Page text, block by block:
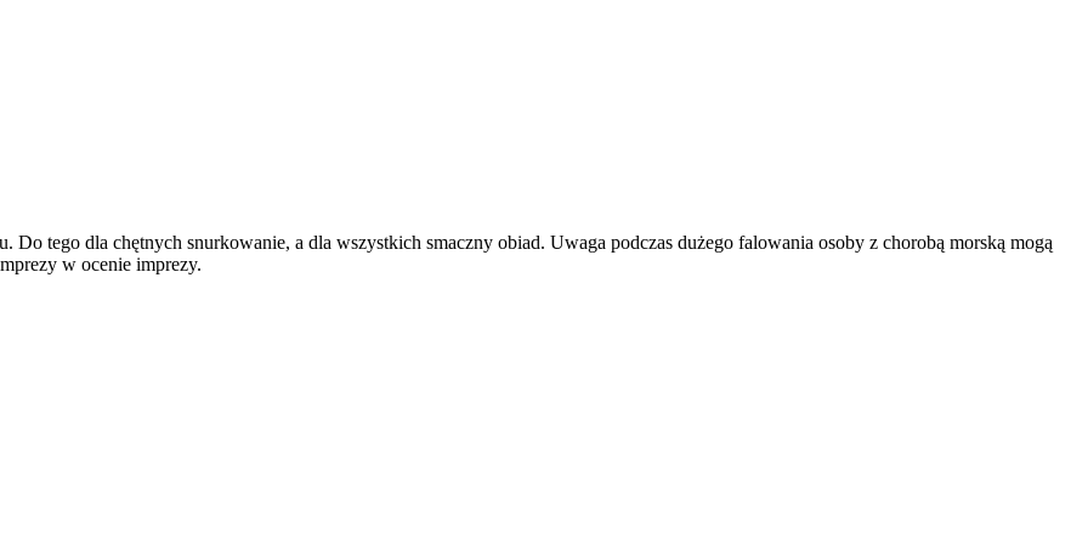
Do tego dla chętnych snurkowanie, a dla wszystkich smaczny obiad. Uwaga podczas dużego falowania osoby z chorobą morską mogą
w ocenie imprezy.